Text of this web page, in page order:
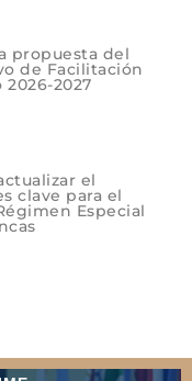
propuesta del
de Facilitación
2027
el
clave para el
Especial